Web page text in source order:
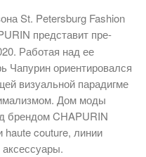
St. Petersburg Fashion
представит пре-
Работая над ее
Чапурин ориентировался
визуальной парадигме
Дом моды
брендом CHAPURIN
haute couture, линии